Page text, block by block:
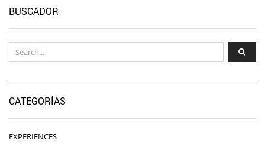
BUSCADOR
CATEGORÍAS
EXPERIENCES